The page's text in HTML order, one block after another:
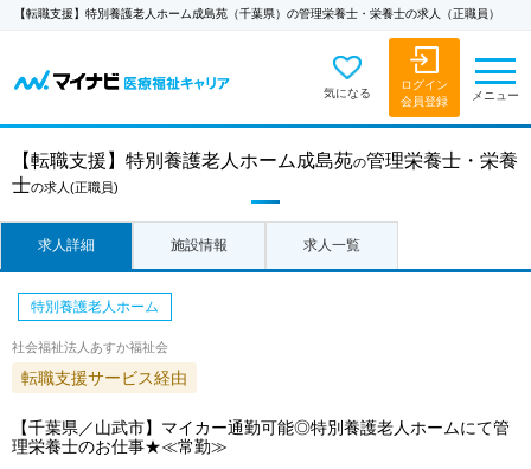
【転職支援】特別養護老人ホーム成島苑（千葉県）の管理栄養士・栄養士の求人（正職員）
気になる
ログイン
会員登録
メニュー
【転職支援】 特別養護老人ホーム成島苑の管理栄養士・栄養
士の求人 (正職員)
求人詳細 施設情報 求人一覧
特別養護老人ホーム
社会福祉法人あすか福祉会
転職支援サービス経由
【千葉県／山武市】マイカー通勤可能◎特別養護老人ホームにて管
理栄養士のお仕事★≪常勤≫